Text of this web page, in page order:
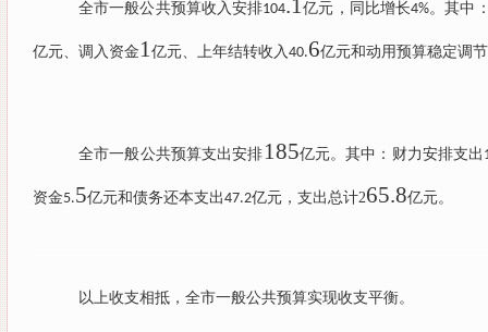
全市一般公共预算收入安排104.1亿元，同比增长4%。其中
亿元、调入资金 1亿元、上年结转收入40.6亿元和动用预算稳定调
全市一般公共预算支出安排 185亿元。其中：财力安排支出
资金5.5亿元和债务还本支出47.2亿元，支出总计265.8亿元。
以上收支相抵，全市一般公共预算实现收支平衡。